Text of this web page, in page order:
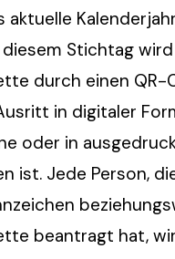
aktuelle
Stichtag
durch einen
in digitaler
oder in
ist. Jede Person,
beantragt hat,